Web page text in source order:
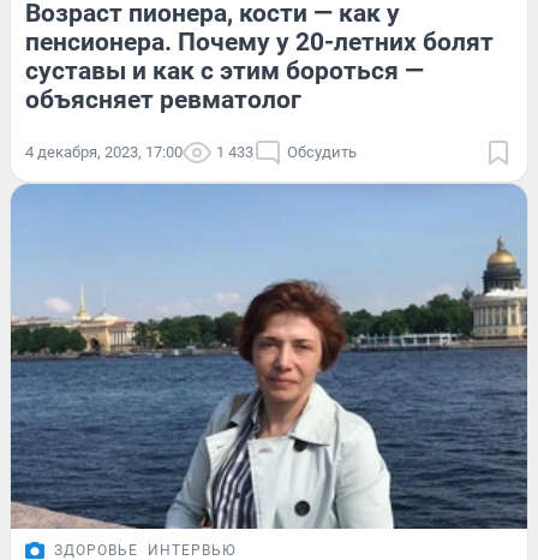
Возраст пионера, кости — как у
пенсионера. Почему у 20-летних болят
суставы и как с этим бороться —
объясняет ревматолог
4 декабря, 2023, 17:00 1 433 Обсудить
ЗДОРОВЬЕ ИНТЕРВЬЮ